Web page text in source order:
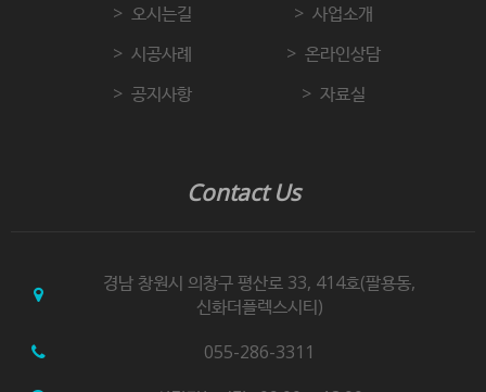
오시는길
사업소개
시공사례
온라인상담
공지사항
자료실
Contact Us
경남 창원시 의창구 평산로 33, 414호(팔용동,
신화더플렉스시티)
055-286-3311